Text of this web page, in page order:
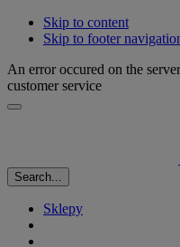
Skip to content
Skip to footer
An error occured on the
customer service
Search...
Sklepy